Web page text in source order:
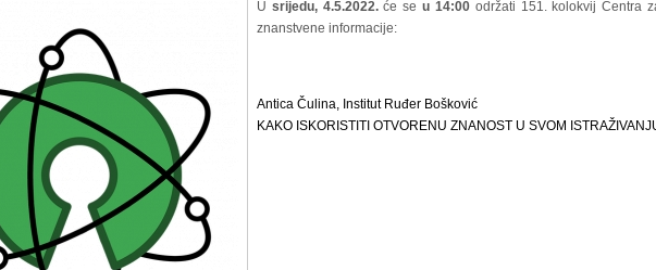
U srijedu, 4.5.2022.će seu 14:00održati 151. kolokvij Centra
znanstvene informacije:
Antica Čulina, Institut Ruđer Bošković
KAKO ISKORISTITI OTVORENU ZNANOST U SVOM